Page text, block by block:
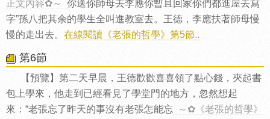
正文內容✿～
你送你師母去李應你暫且回家你們都進屋去寫
字”孫八把其余的學生全叫進教室去。王德，李應扶著師母慢
慢的走出去。 在線閱讀《老張的哲學》第5節..
第6節
【預覽】第二天早晨，王德歡歡喜喜領了點心錢，夾起書
包上學來，他走到已經看見了學堂門的地方，忽然想起
來：“老張忘了昨天的事沒有老張怎能忘
～✿《老張的哲學》